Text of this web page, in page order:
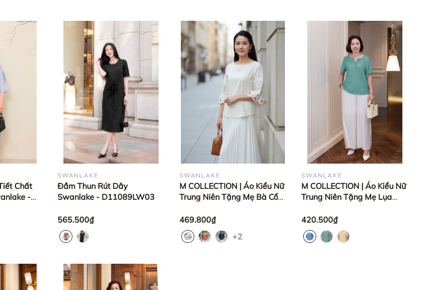
Chất
-
SWANLAKE
Đầm Thun Rút Dây
Swanlake - D11089LW03
565.500₫
SWANLAKE
M COLLECTION | Áo Kiểu Nữ
Trung Niên Tặng Mẹ Bà Cổ
Hoa Cao Cấp A12866
469.800₫
+2
SWANLAKE
M COLLECTION | Áo Kiểu Nữ
Trung Niên Tặng Mẹ Lụa
Cài Nút Tay Ngắn A10955
420.500₫